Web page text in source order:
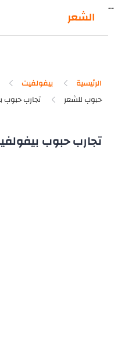
الشعر
الرئيسية بيفولفيت
حبوب للشعر
تجارب حبوب